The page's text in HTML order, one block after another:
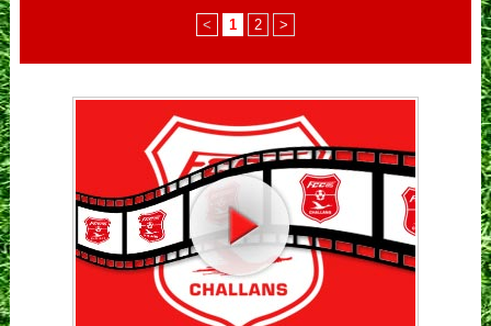
< 1 2 >